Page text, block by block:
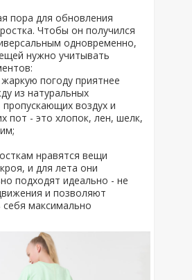
пора для обновления
Чтобы он получился
одновременно,
нужно учитывать
погоду приятнее
из натуральных
воздух и
пот - это хлопок, лен, шелк,
нравятся вещи
и для лета они
подходят идеально - не
и позволяют
себя максимально